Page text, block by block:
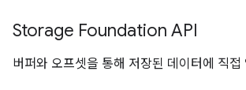
Storage Foundation API
버퍼와 오프셋을 통해 저장된 데이터에 직접